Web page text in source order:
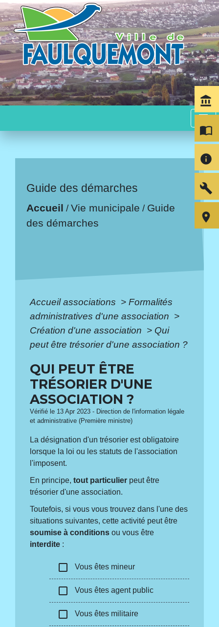
menu
Guide des démarches
Accueil /Vie municipale / Guide
des démarches
Accueil associations > Formalités
administratives d'une association >
Création d'une association > Qui
peut être trésorier d'une association ?
QUI PEUT ÊTRE
TRÉSORIER D'UNE
ASSOCIATION ?
Vérifié le 13 Apr 2023 - Direction de l'information légale
et administrative (Première ministre)
La désignation d'un trésorier est obligatoire
lorsque la loi ou les statuts de l'association
l'imposent.
En principe,tout particulier peut être
trésorier d'une association.
Toutefois, si vous vous trouvez dans l'une des
situations suivantes, cette activité peut être
soumise à conditions ou vous être
interdite :
check_box_outline_blank Vous êtes mineur
check_box_outline_blank Vous êtes agent public
check_box_outline_blank Vous êtes militaire
account_balance
import_contacts
info
build
room